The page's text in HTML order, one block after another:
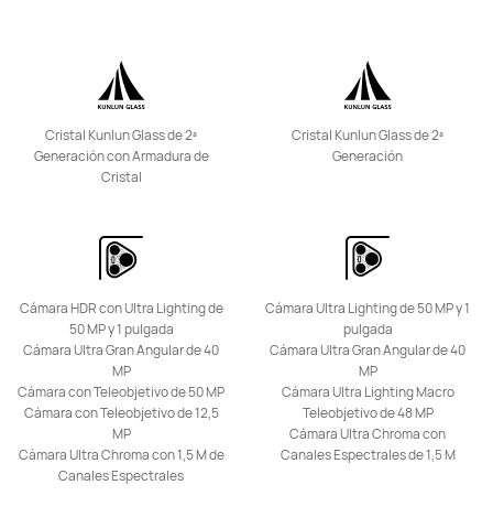
HUAWEI Pura 80 Ultra
o Financiación con 4xcard*
HUAWEI Pura 80 Pro
Desde 849,00 € PVPR:1.099,00 €
o Financiación con 4xcard*
Descubre más Comprar
Cristal Kunlun Glass de 2ª
Generación con Armadura de
Cristal
Cámara HDR con Ultra Lighting de
50 MP y 1 pulgada
Cámara Ultra Gran Angular de 40
MP
Cámara con Teleobjetivo de 50 MP
Cámara con Teleobjetivo de 12,5
MP
Cámara Ultra Chroma con 1,5 M de
Canales Espectrales
Cristal Kunlun Glass de 2ª
Generación
Cámara Ultra Lighting de 50 MP y 1
pulgada
Cámara Ultra Gran Angular de 40
MP
Cámara Ultra Lighting Macro
Teleobjetivo de 48 MP
Cámara Ultra Chroma con
Canales Espectrales de 1,5 M